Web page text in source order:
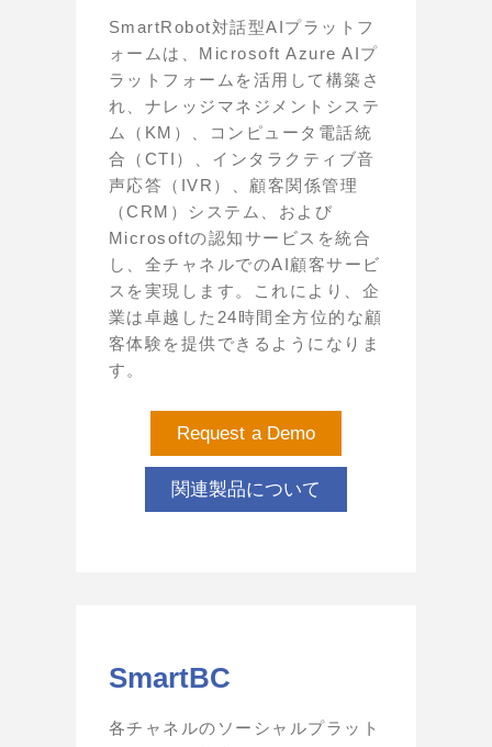
SmartRobot対話型AIプラットフ
ォームは、Microsoft Azure AIプ
ラットフォームを活用して構築さ
れ、ナレッジマネジメントシステ
ム（KM）、コンピュータ電話統
合（CTI）、インタラクティブ音
声応答（IVR）、顧客関係管理
（CRM）システム、および
Microsoftの認知サービスを統合
し、全チャネルでのAI顧客サービ
スを実現します。これにより、企
業は卓越した24時間全方位的な顧
客体験を提供できるようになりま
す。
Request a Demo
関連製品について
SmartBC
各チャネルのソーシャルプラット